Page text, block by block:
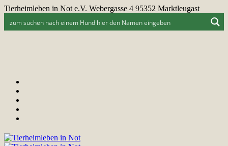
Tierheimleben in Not e.V. Webergasse 4 95352 Marktleugast